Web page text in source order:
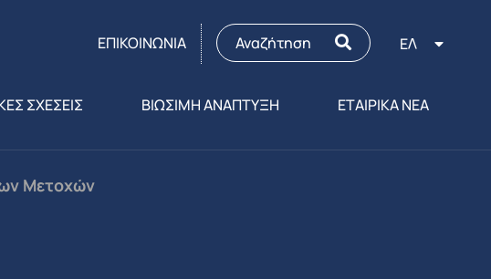
ΕΠΙΚΟΙΝΩΝΙΑ ΕΛ
ΣΧΕΣΕΙΣ ΒΙΩΣΙΜΗ ΑΝΑΠΤΥΞΗ ΕΤΑΙΡΙΚΑ ΝΕΑ
Μετοχών